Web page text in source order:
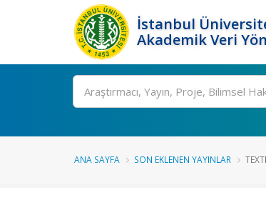
İstanbul
Akademik Veri
Ara
ANA SAYFA SON EKLENEN YAYINLAR